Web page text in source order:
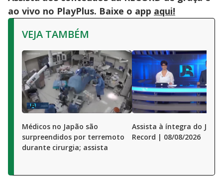
ao vivo no PlayPlus. Baixe o app aqui!
VEJA TAMBÉM
Médicos no Japão são
surpreendidos por terremoto
durante cirurgia; assista
Assista à íntegra do
Record | 08/08/2026